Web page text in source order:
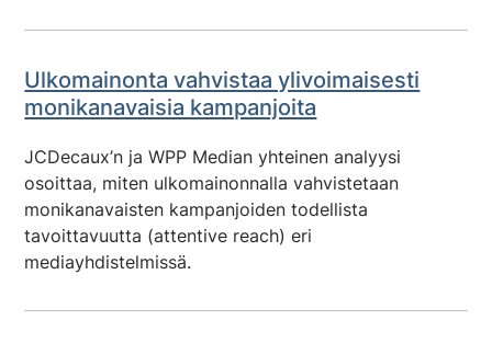
Ulkomainonta vahvistaa ylivoimaisesti
monikanavaisia kampanjoita
JCDecaux’n ja WPP Median yhteinen analyysi
osoittaa, miten ulkomainonnalla vahvistetaan
monikanavaisten kampanjoiden todellista
tavoittavuutta (attentive reach) eri
mediayhdistelmissä.